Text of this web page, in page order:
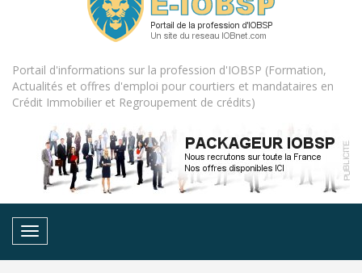
Portail d'informations sur la profession d'IOBSP (Formation,
Actualités et offres d'emploi pour courtiers et mandataires en
Crédit Immobilier et Regroupement de crédits)
Toggle navigation